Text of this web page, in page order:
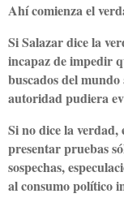
Ahí comienza el
Si Salazar dice la
incapaz de impedir
buscados del
autoridad pudiera
Si no dice la
presentar pruebas
sospechas,
al consumo político